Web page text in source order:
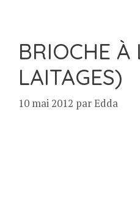
BRIOCHE
LAITAGES)
10 mai 2012 parEdda